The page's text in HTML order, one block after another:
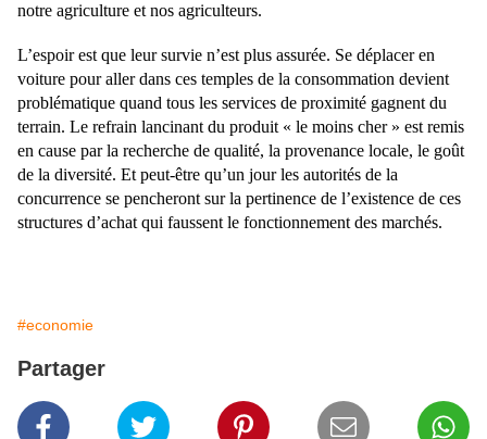
notre agriculture et nos agriculteurs.
L’espoir est que leur survie n’est plus assurée. Se déplacer en
voiture pour aller dans ces temples de la consommation devient
problématique quand tous les services de proximité gagnent du
terrain. Le refrain lancinant du produit « le moins cher » est remis
en cause par la recherche de qualité, la provenance locale, le goût
de la diversité. Et peut-être qu’un jour les autorités de la
concurrence se pencheront sur la pertinence de l’existence de ces
structures d’achat qui faussent le fonctionnement des marchés.
#economie
Partager